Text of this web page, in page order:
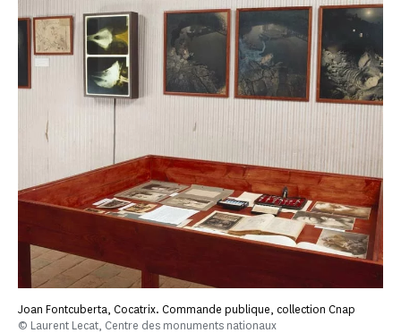
Joan Fontcuberta, Cocatrix. Commande publique, collection Cnap
© Laurent Lecat, Centre des monuments nationaux